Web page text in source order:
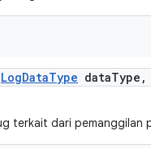
LogDataType dataType ,
terkait dari pemanggilan